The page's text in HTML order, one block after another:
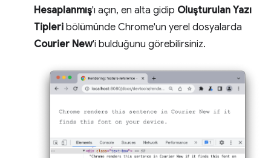
Hesaplanmış'ı açın, en alta gidip Oluşturulan Yazı
Tipleri bölümünde Chrome'un yerel dosyalarda
Courier New'i bulduğunu görebilirsiniz.